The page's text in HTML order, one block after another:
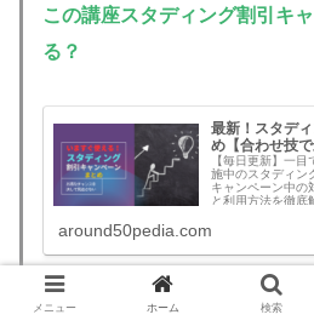
この講座スタディング割引キ
る？
最新！スタデ
め【合わせ技で
【毎日更新】一
施中のスタディン
キャンペーン中の
と利用方法を徹底
認会計士、社労士
宅建、建築士、マ
者など！割引キ
安も一挙公開
around50pedia.com
メニュー ホーム 検索